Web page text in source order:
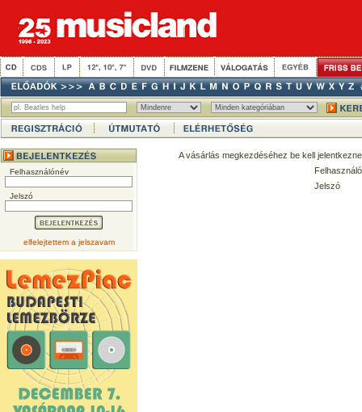
Felhasználónév
Jelszó
elfelejtettem a jelszavam
A vásárlás megkezdéséhez be kell
Jelszó